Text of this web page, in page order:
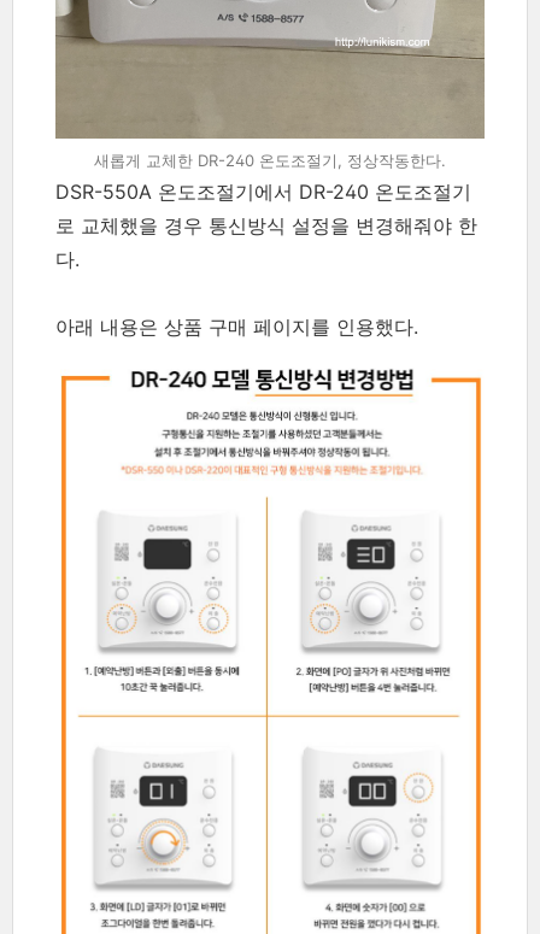
새롭게 교체한 DR-240 온도조절기, 정상작동한다.
DSR-550A 온도조절기에서 DR-240 온도조절기
로 교체했을 경우 통신방식 설정을 변경해줘야 한
다.
아래 내용은 상품 구매 페이지를 인용했다.